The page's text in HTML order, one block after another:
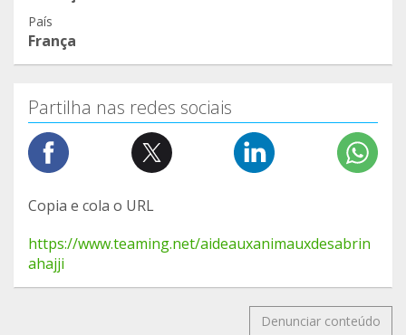
País
França
Partilha nas redes sociais
Copia e cola o URL
https://www.teaming.net/aideauxanimauxdesabrin
ahajji
Denunciar conteúdo